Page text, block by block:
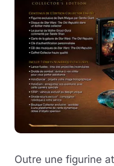
Outre une figurine